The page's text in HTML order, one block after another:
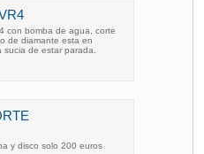
con bomba de agua, corte
de diamante esta en
de estar parada.
y disco solo 200 euros